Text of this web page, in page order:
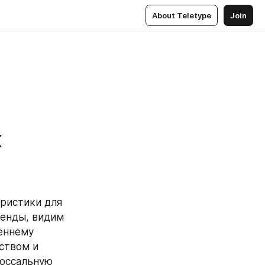
About Teletype Join
для
видим
и